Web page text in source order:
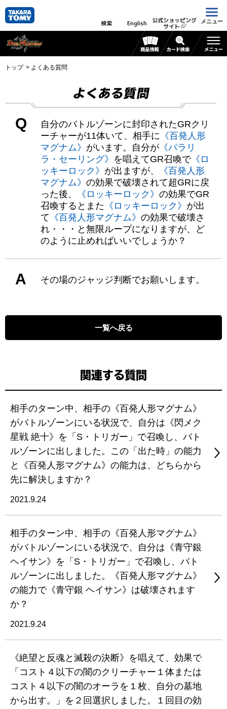
検索 English 公式ショッピング
サイト
メニュー
トップ よくある質問
よくある質問
Q
自分のバトルゾーンに封印されたGRクリ
ーチャーが11体いて、相手に 《百発人形
マグナム》 がいます。自分が 《パラリ
ラ・セーリング》 を唱えてGR召喚で《ロ
ッキーロック》 が出ますが、
《百発人形
マグナム》 の効果で破壊されて超GRに戻
った後、
《ロッキーロック》 の効果でGR
召喚するとまた 《ロッキーロック》 が出
て 《百発人形マグナム》 の効果で破壊さ
れ・・・と無限ループになりますが、ど
のように止めればいいでしょうか？
A その場のジャッジ判断でお願いします。
一覧へ戻る
関連する質問
相手のターン中、相手の《百発人形マグナム》
がバトルゾーンにいる状況で、自分は《閃メク
星戦 絶十》を「S・トリガー」で召喚し、バト
ルゾーンに出しました。この「出た時」の能力
と《百発人形マグナム》の能力は、どちらから
先に解決しますか？
2021.9.24
相手のターン中、相手の《百発人形マグナム》
がバトルゾーンにいる状況で、自分は《青守銀
ヘイサン》を「S・トリガー」で召喚し、バト
ルゾーンに出しました。《百発人形マグナム》
の能力で《青守銀 ヘイサン》は破壊されます
か？
2021.9.24
《絶望と反魂と滅殺の決断》を唱えて、効果で
「コスト４以下の闇のクリーチャー１体または
コスト４以下の闇のオーラを１枚、自分の墓地
から出す。」を２回選択しました。１回目の効